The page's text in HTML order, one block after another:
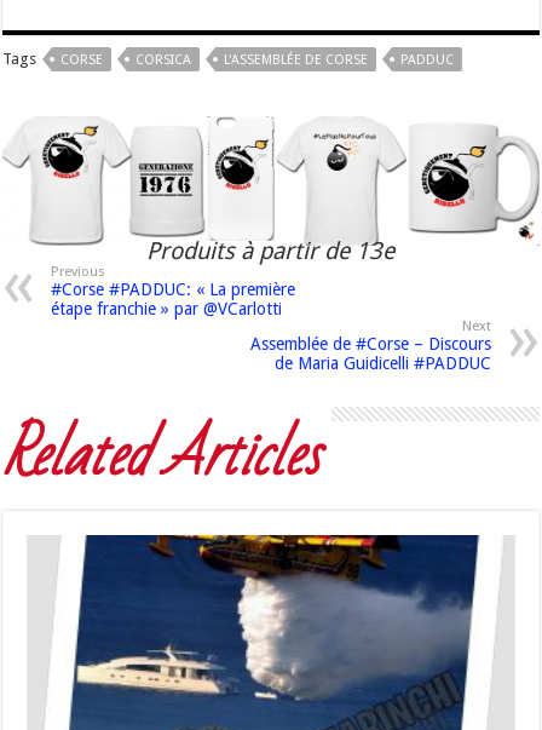
Tags CORSE CORSICA L'ASSEMBLÉE DE CORSE PADDUC
Produits à partir de 13e
Previous
#Corse #PADDUC: « La première
étape franchie » par @VCarlotti
Next
Assemblée de #Corse – Discours
de Maria Guidicelli #PADDUC
Related Articles